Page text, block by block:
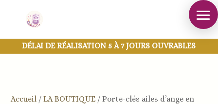
DÉLAI DE RÉALISATION 5 À 7 JOURS OUVRABLES
Accueil /LA BOUTIQUE /Porte-clés ailes d’ange en